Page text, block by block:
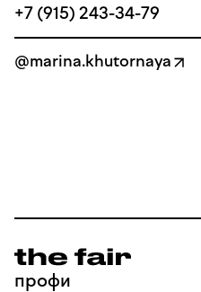
+7 (915) 243-34-79
@marina.khutornaya
профи